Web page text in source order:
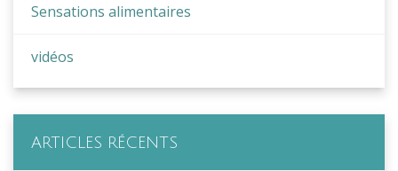
Sensations alimentaires
vidéos
ARTICLES RÉCENTS